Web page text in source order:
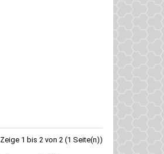
Zeige 1 bis 2 von 2 (1 Seite(n))